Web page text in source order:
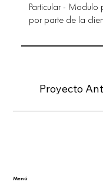
Proyecto
Particular - Modulo
por parte de la
Menú